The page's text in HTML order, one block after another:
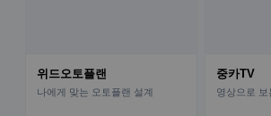
위드오토플랜
나에게 맞는 오토플랜 설계
중카TV
영상으로 보